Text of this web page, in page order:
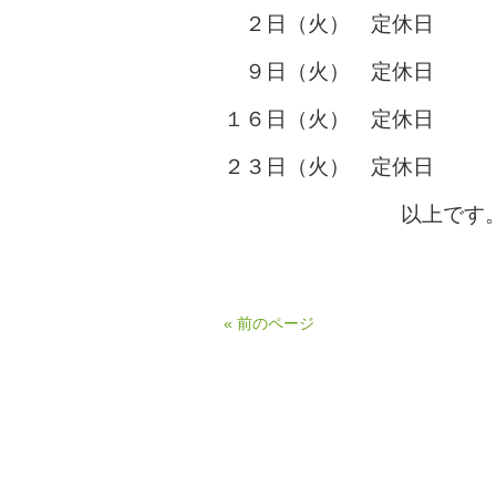
２日（火） 定休日
９日（火） 定休日
１６日（火） 定休日
２３日（火） 定休日
以上です。
« 前のページ